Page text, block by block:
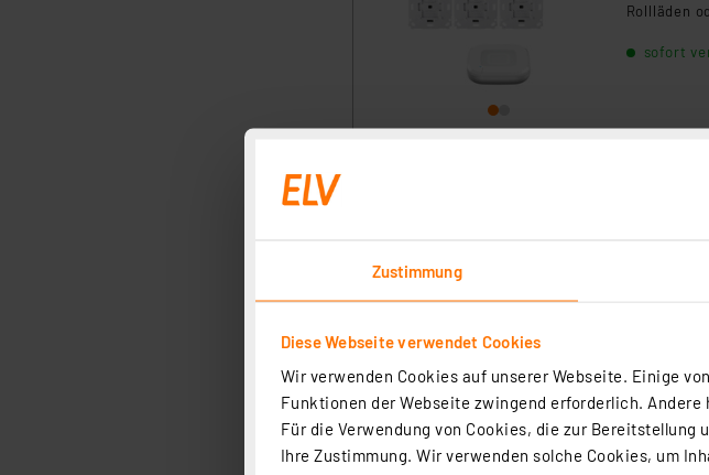
Zustimmung
Diese Webseite verwendet Cookies
Wir verwenden Cookies auf unserer Webseite. Einige
Funktionen der Webseite zwingend erforderlich. Andere
Für die Verwendung von Cookies, die zur
Ihre Zustimmung. Wir verwenden solche Cookies, um
Rollläden
BROLL-2
sofort
Effektive
Keine